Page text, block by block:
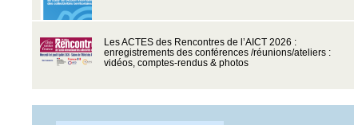
Les ACTES des Rencontres de l’AICT 2026 :
enregistrements des conférences /réunions/ateliers :
vidéos, comptes-rendus & photos